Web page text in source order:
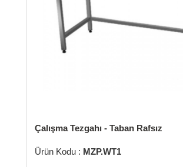
Tezgahı - Taban Rafsız
Kodu :MZP.WT1